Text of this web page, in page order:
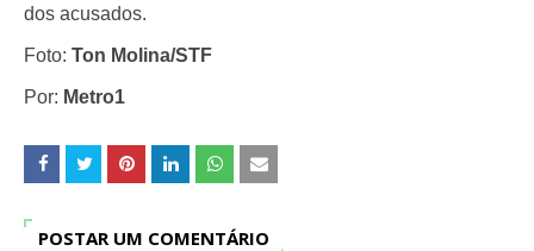
dos acusados.
Foto: Ton Molina/STF
Por: Metro1
POSTAR UM COMENTÁRIO